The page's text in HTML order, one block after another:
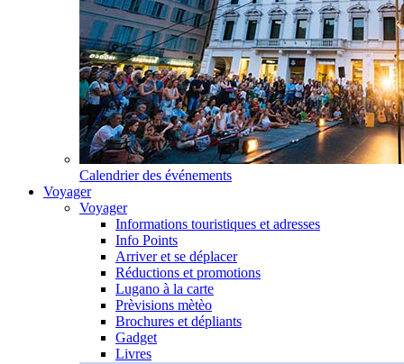
Calendrier des événements
Voyager
Voyager
Informations touristiques et adresses
Info Points
Arriver et se déplacer
Réductions et promotions
Lugano à la carte
Prèvisions mètèo
Brochures et dépliants
Gadget
Livres